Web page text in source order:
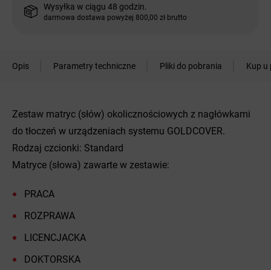
Wysyłka w ciągu 48 godzin.
darmowa dostawa powyżej 800,00 zł brutto
Opis Parametry techniczne Pliki do pobrania Kup u
Zestaw matryc (słów) okolicznościowych z nagłówkami
do tłoczeń w urządzeniach systemu GOLDCOVER.
Rodzaj czcionki: Standard
Matryce (słowa) zawarte w zestawie:
PRACA
ROZPRAWA
LICENCJACKA
DOKTORSKA